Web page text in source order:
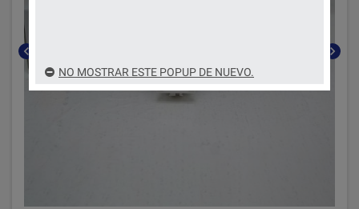
chevron_left chevron_right
NO MOSTRAR ESTE POPUP DE NUEVO.